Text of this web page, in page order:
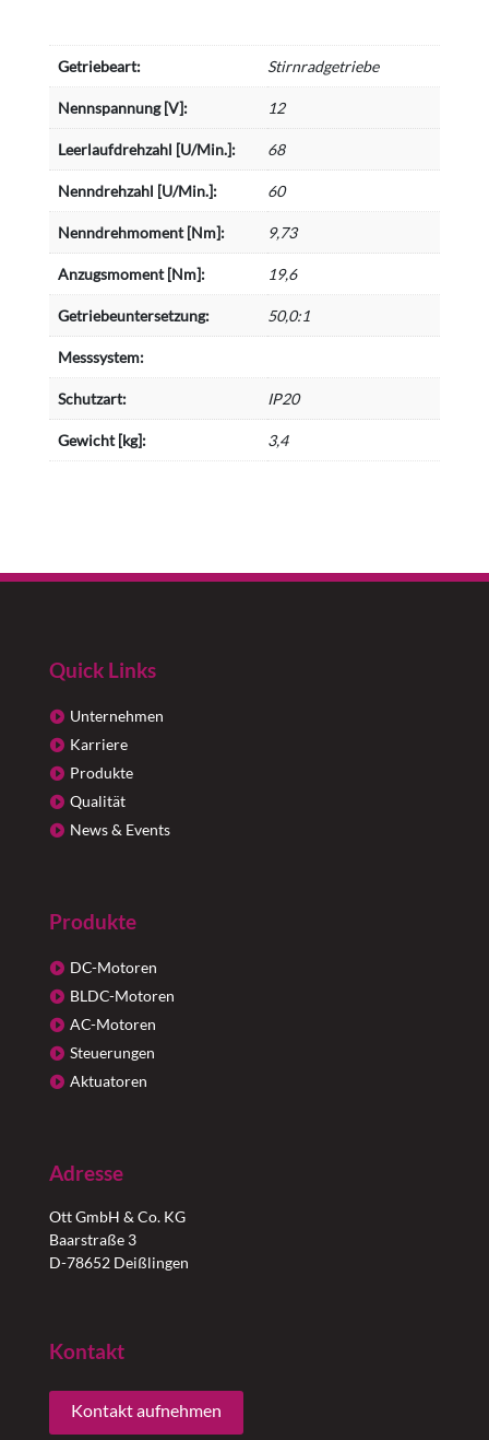
Getriebeart: Stirnradgetriebe
Nennspannung [V]: 12
Leerlaufdrehzahl [U/Min.]: 68
Nenndrehzahl [U/Min.]: 60
Nenndrehmoment [Nm]: 9,73
Anzugsmoment [Nm]: 19,6
Getriebeuntersetzung: 50,0:1
Messsystem:
Schutzart: IP20
Gewicht [kg]: 3,4
Quick Links
Unternehmen
Karriere
Produkte
Qualität
News & Events
Produkte
DC-Motoren
BLDC-Motoren
AC-Motoren
Steuerungen
Aktuatoren
Adresse
Ott GmbH & Co. KG
Baarstraße 3
D-78652 Deißlingen
Kontakt
Kontakt aufnehmen